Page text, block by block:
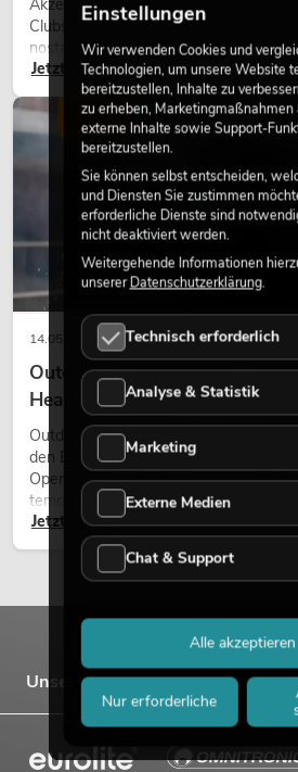
Akzente prägen viele aktuelle
Clubs und bei Events. Retro-Licht ist
nostalgischer Effekt, sondern ein
Gestaltungsmittel: Es schafft
Charakter und kann technische LED-
wirken lassen.
Jetzt lesen
14.05.2026
Outdoor Moving-Heads:
Heads bei Events
Outdoor Moving-Heads sind
den Einsatz im Freien. Sie werden bei
Open-Air-Konzerten,
temporären Außeninstallationen
Jetzt lesen
LICHT
Unsere Marken
Einstellungen
Wir verwenden Cookies und
Technologien, um unsere Website
bereitzustellen, Inhalte zu
zu erheben,
externe Inhalte sowie Support-
bereitzustellen.
Sie können selbst entscheiden,
und Diensten Sie zustimmen
erforderliche Dienste sind
nicht deaktiviert werden.
Weitergehende Informationen
unsererDatenschutzerklärung.
Technisch erforderlich
Analyse & Statistik
Marketing
Externe Medien
Chat & Support
Nur erforderliche
Alle akzeptieren